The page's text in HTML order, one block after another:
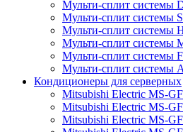
Мульти-сплит системы
Мульти-сплит системы
Мульти-сплит системы
Мульти-сплит системы
Мульти-сплит системы
Мульти-сплит системы
Кондиционеры для серверных
Mitsubishi Electric MS-
Mitsubishi Electric MS-
Mitsubishi Electric MS-